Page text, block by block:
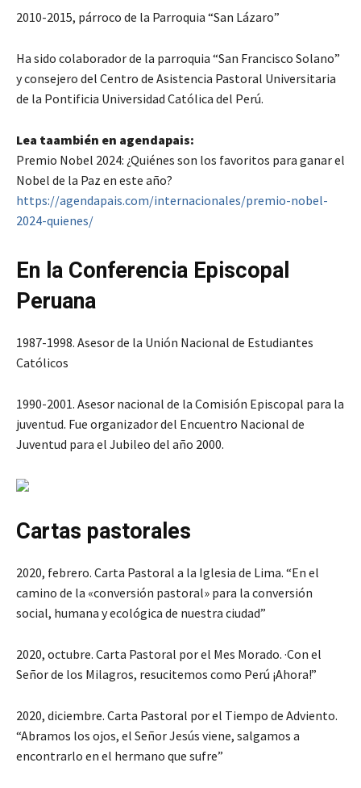
2010-2015, párroco de la Parroquia “San Lázaro”
Ha sido colaborador de la parroquia “San Francisco Solano”
y consejero del Centro de Asistencia Pastoral Universitaria
de la Pontificia Universidad Católica del Perú.
Lea taambién en agendapais:
Premio Nobel 2024: ¿Quiénes son los favoritos para ganar el
Nobel de la Paz en este año?
https://agendapais.com/internacionales/premio-nobel-
2024-quienes/
En la Conferencia Episcopal
Peruana
1987-1998. Asesor de la Unión Nacional de Estudiantes
Católicos
1990-2001. Asesor nacional de la Comisión Episcopal para la
juventud. Fue organizador del Encuentro Nacional de
Juventud para el Jubileo del año 2000.
Cartas pastorales
2020, febrero. Carta Pastoral a la Iglesia de Lima. “En el
camino de la «conversión pastoral» para la conversión
social, humana y ecológica de nuestra ciudad”
2020, octubre. Carta Pastoral por el Mes Morado. ·Con el
Señor de los Milagros, resucitemos como Perú ¡Ahora!”
2020, diciembre. Carta Pastoral por el Tiempo de Adviento.
“Abramos los ojos, el Señor Jesús viene, salgamos a
encontrarlo en el hermano que sufre”